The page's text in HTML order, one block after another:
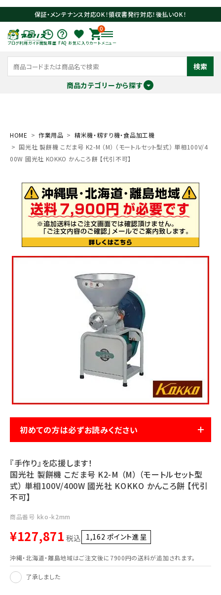
保証・メンテナンス対応OK！領収書発行対応！後払いOK！
ブログ利用ガイド閲覧履歴 FAQ お気に入り
0
カート メニュー
検索
商品カテゴリーから探す
search
ブログ
利用ガイド FAQ
メールでのお問い合わせ
info@agriz.net
HOME 作業用品
精米機・籾すり機・食品加工機
国光社 製餅機 こだま号 K2-M （M） （モートルセット型式） 単相100V/4
00W 國光社 KOKKO かんころ餅 【代引不可】
初めての方は必ずお読みください
『手作り』を応援します！
国光社 製餅機 こだま号 K2-M （M） （モートルセット型
式） 単相100V/400W 國光社 KOKKO かんころ餅 【代引
不可】
商品番号 kko-k2mm
¥127,871 税込 1,162 ポイント進呈 ]
沖縄・北海道・離島地域はご注文後に7900円の送料が追加されます。
了承しました